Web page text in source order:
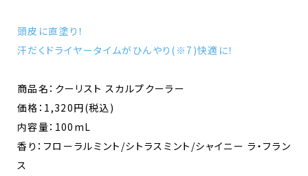
頭皮に直塗り！
汗だくドライヤータイムがひんやり(※7)快適に！
商品名：クーリスト スカルプクーラー
価格：1,320円(税込)
内容量：100mL
香り：フローラルミント/シトラスミント/シャイニー ラ・フラン
ス